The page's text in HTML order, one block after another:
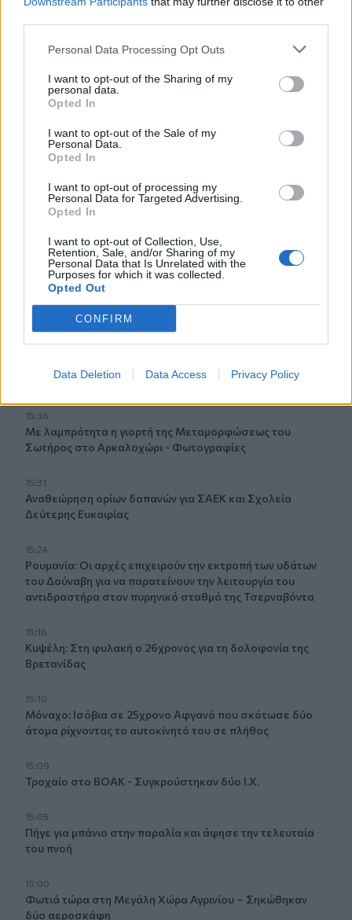
Personal Data Processing Opt Outs
I want to opt-out of the Sharing of my
personal data.
Opted In
I want to opt-out of the Sale of my
Personal Data.
Opted In
I want to opt-out of processing my
Personal Data for Targeted Advertising.
Opted In
I want to opt-out of Collection, Use,
Retention, Sale, and/or Sharing of my
Personal Data that Is Unrelated with the
Purposes for which it was collected.
Opted Out
CONFIRM
Data Deletion Data Access Privacy Policy
Γίνε ο ρεπόρτερ του CRETALIVE
ΣΤΕΊΛΕ ΤΗΝ ΕΊΔΗΣΗ
Ροή ειδήσεων
Χρηματοδότηση-ανάσα για τον παραλιακό δρόμο του
Αγίου Βασιλείου μετά τις πυρκαγιές
15:41
Συναγερμός στο «Ελευθέριος Βενιζέλος»: 37χρονος
χειραποσκευή
15:36
Με λαμπρότητα η γιορτή της Μεταμορφώσεως του
Σωτήρος στο Αρκαλοχώρι - Φωτογραφίες
15:31
Αναθεώρηση ορίων δαπανών για ΣΑΕΚ και Σχολεία
Δεύτερης Ευκαιρίας
15:24
Ρουμανία: Οι αρχές επιχειρούν την εκτροπή των υδάτων
του Δούναβη για να παρατείνουν την λειτουργία του
αντιδραστήρα στον πυρηνικό σταθμό της Τσερναβόντα
15:16
Κυψέλη: Στη φυλακή ο 26χρονος για τη δολοφονία της
Βρετανίδας
15:10
Μόναχο: Ισόβια σε 25χρονο Αφγανό που σκότωσε δύο
άτομα ρίχνοντας το αυτοκίνητό του σε πλήθος
15:09
Τροχαίο στο ΒΟΑΚ - Συγκρούστηκαν δύο Ι.Χ.
15:05
Πήγε για μπάνιο στην παραλία και άφησε την τελευταία
του πνοή
15:00
Φωτιά τώρα στη Μεγάλη Χώρα Αγρινίου – Σηκώθηκαν
δύο αεροσκάφη